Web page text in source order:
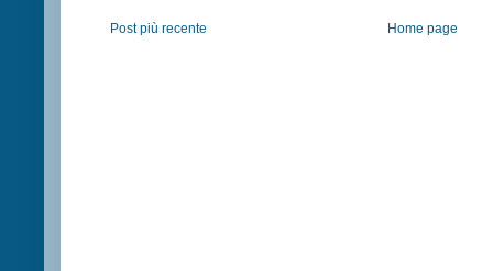
Post più recente Home page